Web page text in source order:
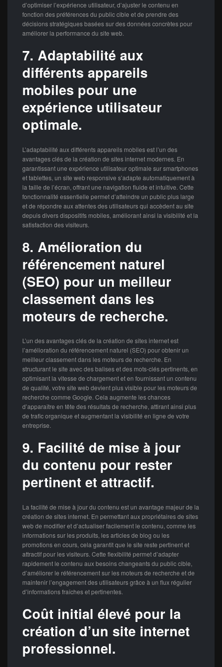
d’optimiser l’expérience utilisateur, d’ajuster le contenu en
fonction des préférences du public cible et de prendre des
décisions stratégiques basées sur des données concrètes pour
améliorer la performance du site web.
7. Adaptabilité aux
différents appareils
mobiles pour une
expérience utilisateur
optimale.
L’adaptabilité aux différents appareils mobiles est l’un des
avantages clés de la création de sites internet modernes. En
garantissant une expérience utilisateur optimale sur smartphones
et tablettes, un site web responsive s’adapte automatiquement à
la taille de l’écran, offrant une navigation fluide et intuitive. Cette
fonctionnalité essentielle permet d’atteindre un public plus large
et de répondre aux attentes des utilisateurs qui accèdent au site
depuis divers dispositifs mobiles, améliorant ainsi la visibilité et la
satisfaction des visiteurs.
8. Amélioration du
référencement naturel
(SEO) pour un meilleur
classement dans les
moteurs de recherche.
L’un des avantages clés de la création de sites internet est
l’amélioration du référencement naturel (SEO) pour obtenir un
meilleur classement dans les moteurs de recherche. En
structurant le site avec des balises et des mots-clés pertinents, en
optimisant la vitesse de chargement et en fournissant un contenu
de qualité, votre site web devient plus visible pour les moteurs de
recherche comme Google. Cela augmente les chances
d’apparaître en tête des résultats de recherche, attirant ainsi plus
de trafic organique et augmentant la visibilité en ligne de votre
entreprise.
9. Facilité de mise à jour
du contenu pour rester
pertinent et attractif.
La facilité de mise à jour du contenu est un avantage majeur de la
création de sites internet. En permettant aux propriétaires de sites
web de modifier et d’actualiser facilement le contenu, comme les
informations sur les produits, les articles de blog ou les
promotions en cours, cela garantit que le site reste pertinent et
attractif pour les visiteurs. Cette flexibilité permet d’adapter
rapidement le contenu aux besoins changeants du public cible,
d’améliorer le référencement sur les moteurs de recherche et de
maintenir l’engagement des utilisateurs grâce à un flux régulier
d’informations fraîches et pertinentes.
Coût initial élevé pour la
création d’un site internet
professionnel.